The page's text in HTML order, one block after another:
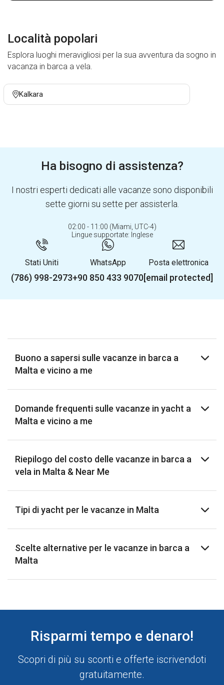
Località popolari
Esplora luoghi meravigliosi per la sua avventura da sogno in
vacanza in barca a vela.
Kalkara
Ha bisogno di assistenza?
I nostri esperti dedicati alle vacanze sono disponibili
sette giorni su sette per assisterla.
02:00 - 11:00 (Miami, UTC-4)
Lingue supportate: Inglese
Stati Uniti
(786) 998-2973
WhatsApp
+90 850 433 9070
Posta elettronica
[email protected]
Buono a sapersi sulle vacanze in barca a
Malta e vicino a me
Domande frequenti sulle vacanze in yacht a
Malta e vicino a me
Riepilogo del costo delle vacanze in barca a
vela in Malta & Near Me
Tipi di yacht per le vacanze in Malta
Scelte alternative per le vacanze in barca a
Malta
Risparmi tempo e denaro!
Scopri di più su sconti e offerte iscrivendoti
gratuitamente.